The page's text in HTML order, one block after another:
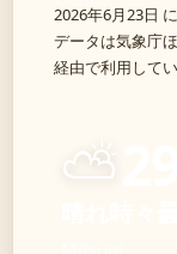
2026年6月23日
データは気象庁
経由で利用してい
⛅